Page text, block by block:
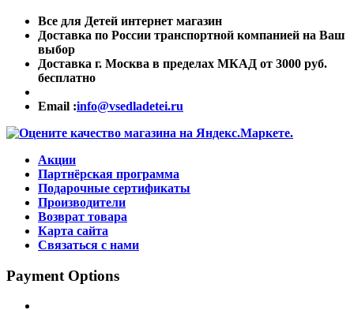
Все для Детей интернет магазин
Доставка по России транспортной компанией на Ваш
выбор
Доставка г. Москва в пределах МКАД от 3000 руб.
бесплатно
Email :info@vsedladetei.ru
Акции
Партнёрская программа
Подарочные сертификаты
Производители
Возврат товара
Карта сайта
Связаться с нами
Payment Options